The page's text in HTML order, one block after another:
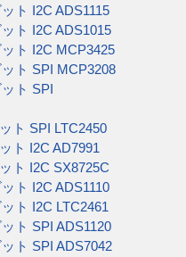
ト I2C ADS1115
ト I2C ADS1015
ト I2C MCP3425
ト SPI MCP3208
ト SPI
ト SPI LTC2450
ト I2C AD7991
ト I2C SX8725C
ト I2C ADS1110
ト I2C LTC2461
ト SPI ADS1120
ト SPI ADS7042